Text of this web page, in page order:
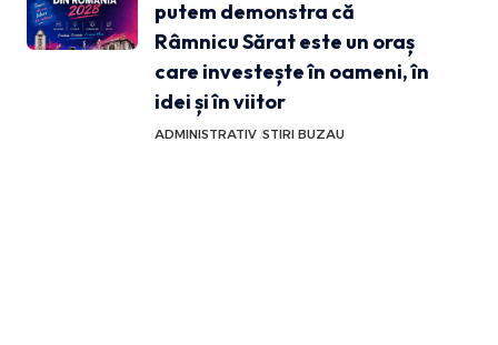
putem demonstra că
Râmnicu Sărat este un oraș
care investește în oameni, în
idei și în viitor
ADMINISTRATIV STIRI BUZAU